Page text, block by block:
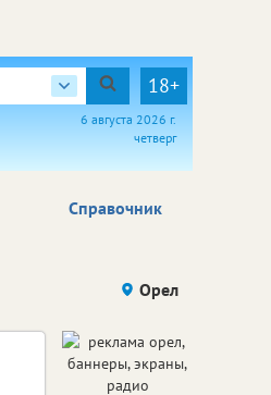
18+
6 августа 2026 г.
четверг
Справочник
Орел